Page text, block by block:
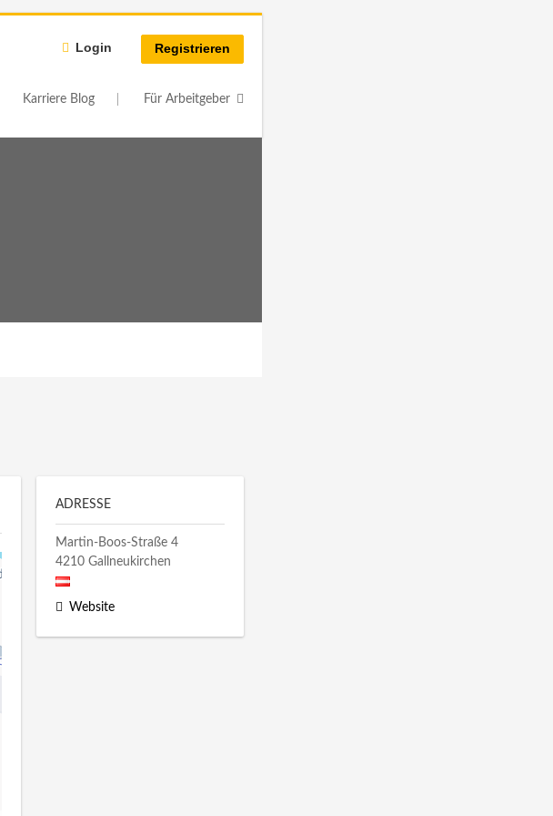
Login Registrieren
Karriere Blog Für Arbeitgeber
ADRESSE
Martin-Boos-Straße 4
4210 Gallneukirchen
Website